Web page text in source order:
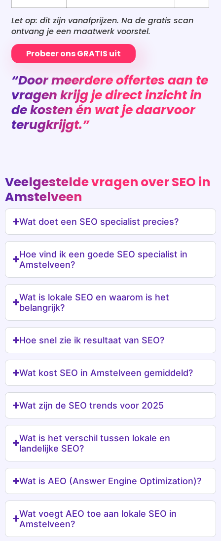
Let op: dit zijn vanafprijzen. Na de gratis scan
ontvang je een maatwerk voorstel.
Probeer ons GRATIS uit
“Door meerdere offertes aan te
vragen krijg je direct inzicht in
de kosten én wat je daarvoor
terugkrijgt.”
Veelgestelde vragen over SEO in
Amstelveen
Wat doet een SEO specialist precies?
Hoe vind ik een goede SEO specialist in
Amstelveen?
Wat is lokale SEO en waarom is het
belangrijk?
Hoe snel zie ik resultaat van SEO?
Wat kost SEO in Amstelveen gemiddeld?
Wat zijn de SEO trends voor 2025
Wat is het verschil tussen lokale en
landelijke SEO?
Wat is AEO (Answer Engine Optimization)?
Wat voegt AEO toe aan lokale SEO in
Amstelveen?